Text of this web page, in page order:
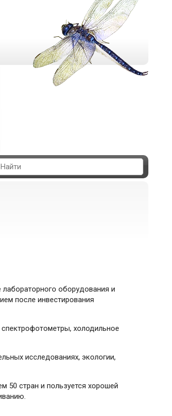
оборудования и
после инвестирования
спектрофотометры, холодильное
исследованиях, экологии,
50 стран и пользуется хорошей